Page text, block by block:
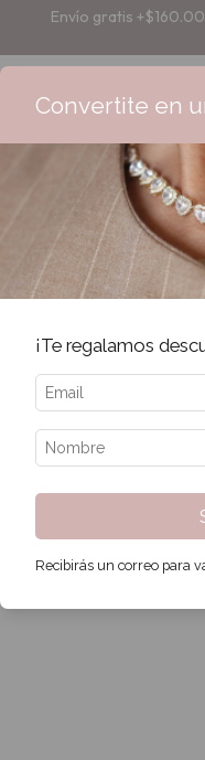
Envío gratis
Convertite en
¡Te regalamos
Recibirás un correo para